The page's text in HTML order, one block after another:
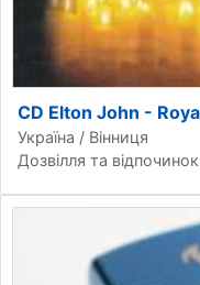
CD Elton John -
Україна / Вінниця
Дозвілля та